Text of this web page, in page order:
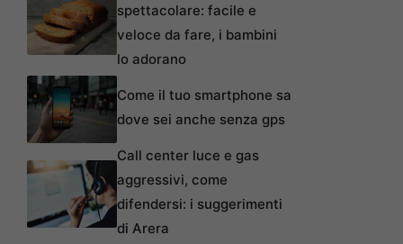
spettacolare: facile e
veloce da fare, i bambini
lo adorano
Come il tuo smartphone sa
dove sei anche senza gps
Call center luce e gas
aggressivi, come
difendersi: i suggerimenti
di Arera